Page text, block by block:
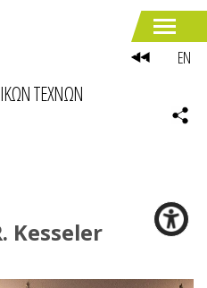
ΤΕΧΝΩΝ
Kesseler
EN